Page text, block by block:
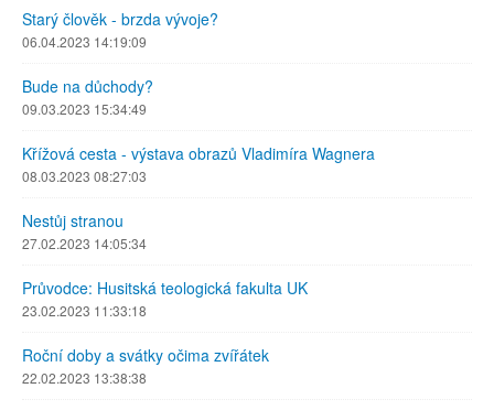
Starý člověk - brzda vývoje?
06.04.2023 14:19:09
Bude na důchody?
09.03.2023 15:34:49
Křížová cesta - výstava obrazů Vladimíra Wagnera
08.03.2023 08:27:03
Nestůj stranou
27.02.2023 14:05:34
Průvodce: Husitská teologická fakulta UK
23.02.2023 11:33:18
Roční doby a svátky očima zvířátek
22.02.2023 13:38:38